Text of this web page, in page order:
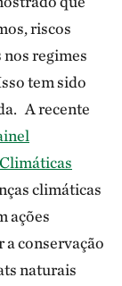
riscos
regimes
tem sido
A recente
climáticas
ações
conservação
naturais